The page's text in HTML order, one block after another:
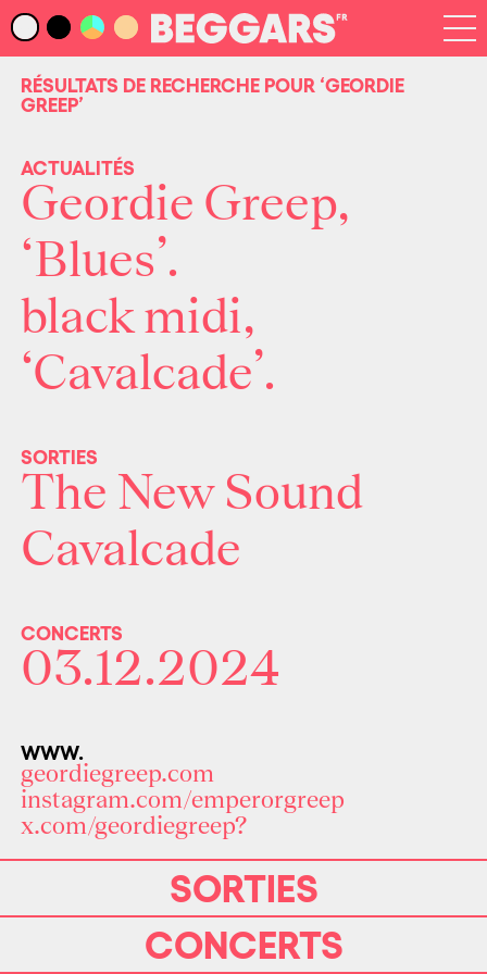
RÉSULTATS DE RECHERCHE POUR ‘GEORDIE
GREEP’
ACTUALITÉS
Geordie Greep,
‘Blues’.
black midi,
‘Cavalcade’.
SORTIES
The New Sound
Cavalcade
CONCERTS
03.12.2024
WWW.
geordiegreep.com
instagram.com/emperorgreep
x.com/geordiegreep?
SORTIES
CONCERTS